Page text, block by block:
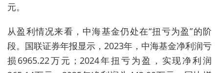
元。
从盈利情况来看，中海基金仍处在“扭亏为盈”的阶
段。国联证券年报显示，2023年，中海基金净利润亏
损6965.22万元；2024年扭亏为盈，实现净利润